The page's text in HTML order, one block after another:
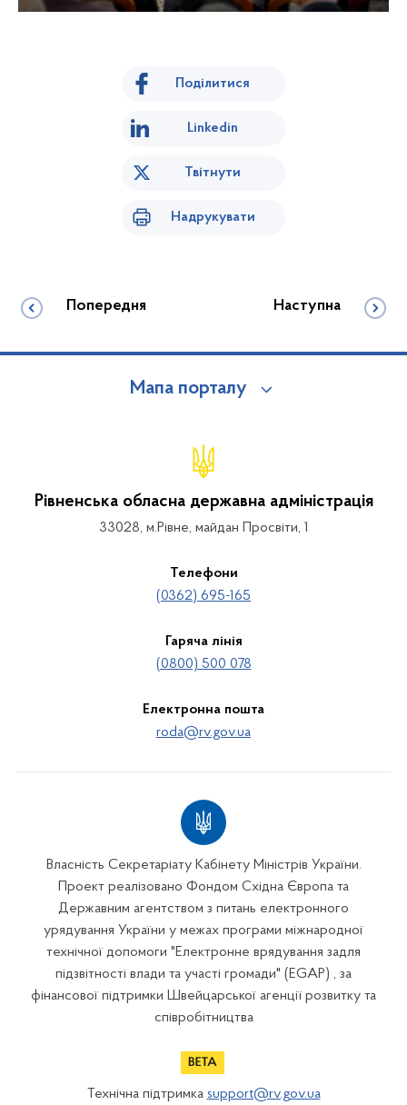
Поділитися
Linkedin
Твітнути
Надрукувати
Попередня Наступна
Мапа порталу
Рівненська обласна державна адміністрація
33028, м.Рівне, майдан Просвіти, 1
Телефони
(0362) 695-165
Гаряча лінія
(0800) 500 078
Електронна пошта
roda@rv.gov.ua
Власність Секретаріату Кабінету Міністрів України.
Проект реалізовано Фондом Східна Європа та
Державним агентством з питань електронного
урядування України у межах програми міжнародної
технічної допомоги "Електронне врядування задля
підзвітності влади та участі громади" (EGAP) , за
фінансової підтримки Швейцарської агенції розвитку та
співробітництва
Технічна підтримка support@rv.gov.ua